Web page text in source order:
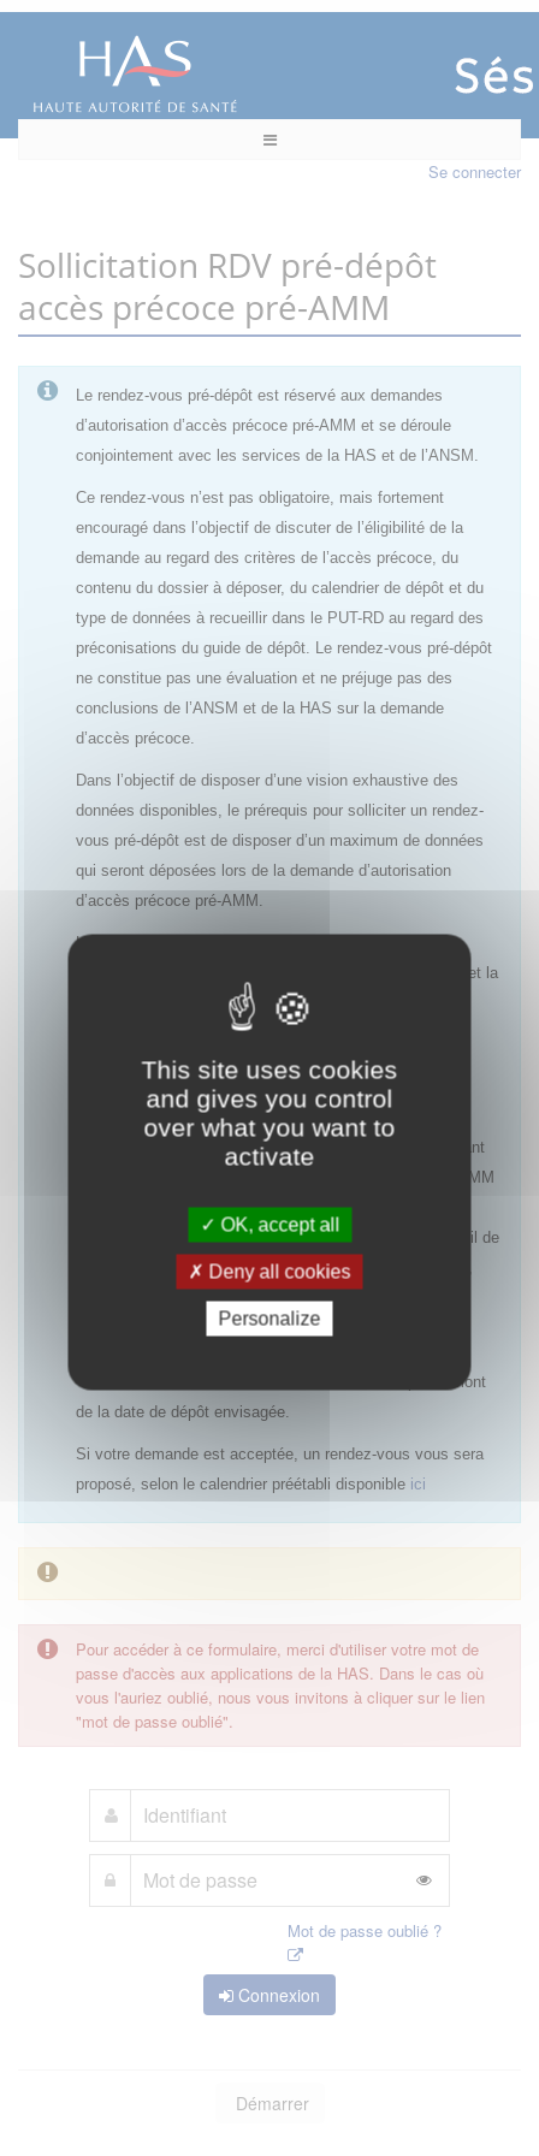
This site uses cookies
and gives you control
over what you want to
activate
OK, accept all
Deny all cookies
Personalize
Se connecter
Sollicitation RDV pré-dépôt
accès précoce pré-AMM
Le rendez-vous pré-dépôt est réservé aux demandes
d’autorisation d’accès précoce pré-AMM et se déroule
conjointement avec les services de la HAS et de l’ANSM.
Ce rendez-vous n’est pas obligatoire, mais fortement
encouragé dans l’objectif de discuter de l’éligibilité de la
demande au regard des critères de l’accès précoce, du
contenu du dossier à déposer, du calendrier de dépôt et du
type de données à recueillir dans le PUT-RD au regard des
préconisations du guide de dépôt. Le rendez-vous pré-dépôt
ne constitue pas une évaluation et ne préjuge pas des
conclusions de l’ANSM et de la HAS sur la demande
d’accès précoce.
Dans l’objectif de disposer d’une vision exhaustive des
données disponibles, le prérequis pour solliciter un rendez-
vous pré-dépôt est de disposer d’un maximum de données
qui seront déposées lors de la demande d’autorisation
d’accès précoce pré-AMM.
L’objectif de ces rendez-vous est de permettre aux
laboratoires d’anticiper au mieux l’évaluation de l’ANSM et la
décision de la HAS ainsi que le choix des données à
recueillir dans le cadre du PUT-RD afin de répondre aux
attentes des deux agences.
Les rendez-vous pourront être refusés notamment :
- pour une première demande d’accès précoce concernant
une indication ayant une AMM ou un avis favorable à l’AMM
(centralisée ou nationale), dans la mesure où le rapport
bénéfice/risques est déjà établi et qu’un PUT avec recueil de
données cliniques ne sera pas systématiquement requis,
- si un accès précoce antérieur a été refusé et qu’aucun
nouvel élément n’est disponible,
- si la demande de rendez-vous est réalisée trop en amont
de la date de dépôt envisagée.
Si votre demande est acceptée, un rendez-vous vous sera
proposé, selon le calendrier préétabli disponible ici
Pour accéder à ce formulaire, merci d'utiliser votre mot de
passe d'accès aux applications de la HAS. Dans le cas où
vous l'auriez oublié, nous vous invitons à cliquer sur le lien
"mot de passe oublié".
Mot de passe oublié ?
Connexion
Démarrer